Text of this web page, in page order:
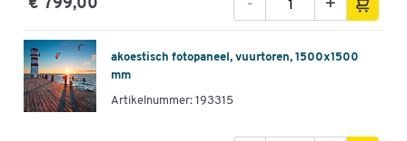
€ 799,00 +
-
akoestisch fotopaneel, vuurtoren, 1500x1500
mm
Artikelnummer: 193315